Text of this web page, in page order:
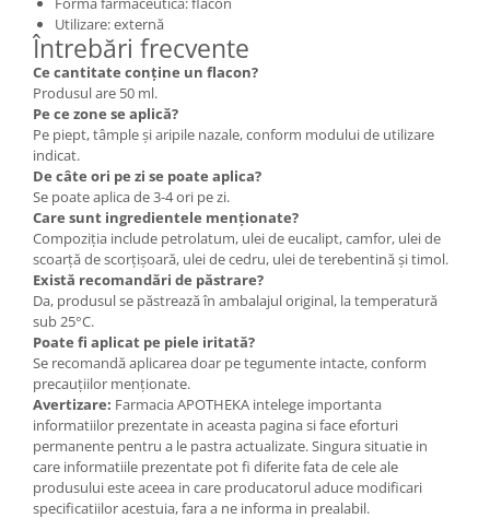
Utilizare: externă
Întrebări frecvente
Ce cantitate conține un flacon?
Produsul are 50 ml.
Pe ce zone se aplică?
Pe piept, tâmple și aripile nazale, conform modului de utilizare
indicat.
De câte ori pe zi se poate aplica?
Se poate aplica de 3-4 ori pe zi.
Care sunt ingredientele menționate?
Compoziția include petrolatum, ulei de eucalipt, camfor, ulei de
scoarță de scorțișoară, ulei de cedru, ulei de terebentină și timol.
Există recomandări de păstrare?
Da, produsul se păstrează în ambalajul original, la temperatură
sub 25°C.
Poate fi aplicat pe piele iritată?
Se recomandă aplicarea doar pe tegumente intacte, conform
precauțiilor menționate.
Avertizare: Farmacia APOTHEKA intelege importanta
informatiilor prezentate in aceasta pagina si face eforturi
permanente pentru a le pastra actualizate. Singura situatie in
care informatiile prezentate pot fi diferite fata de cele ale
produsului este aceea in care producatorul aduce modificari
specificatiilor acestuia, fara a ne informa in prealabil.